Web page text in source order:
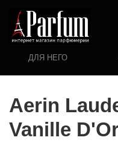
ДЛЯ НЕГО
Aerin
Vanille